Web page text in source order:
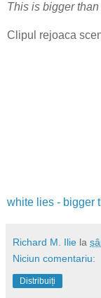
This is bigger than
Clipul rejoaca
white lies - bigger
Richard M. Ilie la
Niciun comentariu:
Distribuiți